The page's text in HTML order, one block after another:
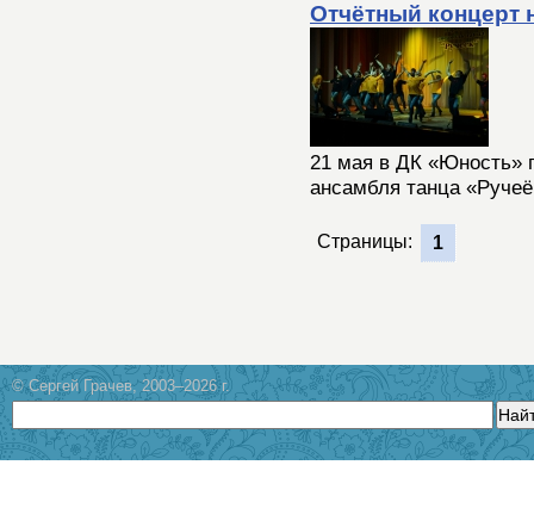
Отчётный концерт
21 мая в ДК «Юность»
ансамбля танца
Страницы: 1
© Сергей Грачев, 2003–2026 г.